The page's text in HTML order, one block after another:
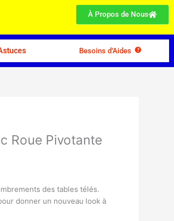
À Propos de Nous
Besoins d’Aides
Roue Pivotante
des tables télés.
donner un nouveau look à